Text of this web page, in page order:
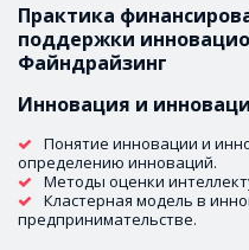
Практика
поддержки
Файндрайзинг
Инновация и
Понятие инновации и
определению инноваций.
Методы оценки
Кластерная модель в
предпринимательстве.